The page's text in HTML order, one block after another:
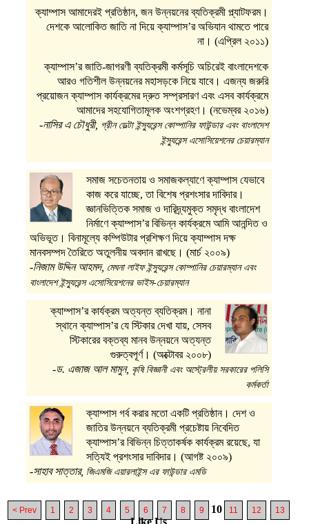
ক্যাম্পাস আমাদেরই প্রতিষ্ঠান, জন উন্নয়নের ব্যতিক্রমী প্ল্যাটফরম।
দেশকে আলোকিত জাতি না দিয়ে ক্যাম্পাস’র অভিযান থামতে পারে
না। (এপ্রিল ২০১১)
ক্যাম্পাস’র জাতি-জাগরণী ব্যতিক্রমী কর্মসূচি অচিরেই বাংলাদেশকে
আরও গতিশীল উন্নয়নের মহাসড়কে নিয়ে যাবে। এজন্য জরুরি
প্রয়োজন ক্যাম্পাস কার্যক্রমের দ্রুত সম্প্রসারণ এবং এসব কার্যক্রমে
আমাদের সহযোগিতামূলক অংশগ্রহণ। (নভেম্বর ২০১৬)
-নাসির এ চৌধুরী, গ্রীন ডেল্টা ইন্স্যুরেন্স কোম্পানির ফাউন্ডার এবং বাংলাদেশ
ইন্স্যুরেন্স এসোসিয়েশনের চেয়ারম্যান
সমাজ সচেতনতায় ও সমাজকল্যাণে ক্যাম্পাস যেভাবে
কাজ করে যাচ্ছে, তা বিশেষ প্রশংসার দাবিদার।
জ্ঞানভিত্তিক সমাজ ও দারিদ্র্যমুক্ত সমৃদ্ধ বাংলাদেশ
নির্মাণে ক্যাম্পাস’র বিভিন্ন কার্যক্রমে আমি আনন্দিত ও
অভিভূত। বিনামূল্যে কম্পিউটার প্রশিক্ষণ দিয়ে ক্যাম্পাস দক্ষ
মানবসম্পদ তৈরিতে অতুলনীয় অবদান রাখছে। (মার্চ ২০০৯)
-নিজাম উদ্দিন আহমদ, মেঘনা লাইফ ইন্স্যুরেন্স কোম্পানির চেয়ারম্যান এবং
বাংলাদেশ ইন্স্যুরেন্স এসোসিয়েশনের ভাইস-চেয়ারম্যান
ক্যাম্পাস’র কার্যক্রম অত্যন্ত ব্যতিক্রম। নানা
স্থানে ক্যাম্পাস’র যে স্টিকার দেখা যায়, সেসব
স্টিকারের বক্তব্য মানব উন্নয়নে অত্যন্ত
গুরুত্বপূর্ণ। (অক্টোবর ২০০৮)
-ড. এজাজ আল মামুন, কৃষি বিজ্ঞানী এবং অস্ট্রেলীয় সরকারের পলিসি
কর্মকর্তা
ক্যাম্পাস গর্ব করার মতো একটি প্রতিষ্ঠান। দেশ ও
জাতির উন্নয়নে ব্যতিক্রমী প্রচেষ্টায় নিবেদিত
ক্যাম্পাস’র বিভিন্ন চিত্তাকর্ষক কার্যক্রম রয়েছে, যা
সত্যিই প্রশংসার দাবিদার। (আগষ্ট ২০০৯)
-সাহাব সাত্তার, জিএমজি এয়ারলাইন্স এর ফাউন্ডার এমডি
< Prev 1 2 3 4 5 6 7 8 9 10 11 12 13